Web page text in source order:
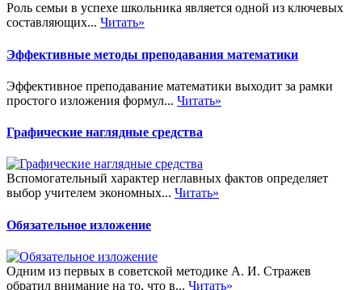
Роль семьи в успехе школьника является одной из ключевых
составляющих... Читать»
Эффективные методы преподавания математики
Эффективное преподавание математики выходит за рамки
простого изложения формул... Читать»
Графические наглядные средства
Вспомогательный характер неглавных фактов определяет
выбор учителем экономных... Читать»
Обязательное изложение
Одним из первых в советской методике А. И. Стражев
обратил внимание на то, что в... Читать»